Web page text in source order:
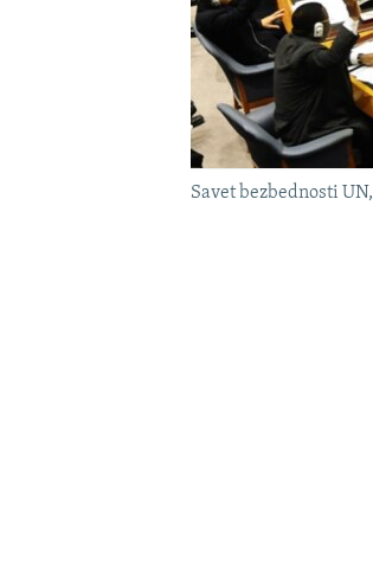
NASTANAK I RASPAD JUGOSLAVIJE
Savet bezbednosti